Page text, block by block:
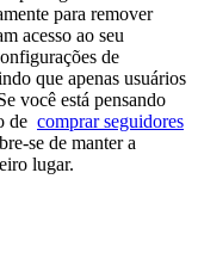
para remover
acesso ‍ao seu‍
de
⁤que ‍apenas usuários
você está⁣ pensando
de
comprar seguidores‌
se de manter a
lugar.